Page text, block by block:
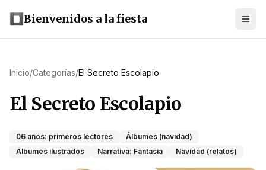
Bienvenidos a la fiesta
Inicio/Categorías/El Secreto Escolapio
El Secreto Escolapio
06 años: primeros lectores
Álbumes (navidad)
Álbumes ilustrados
Narrativa: Fantasía Navidad (relatos)